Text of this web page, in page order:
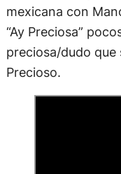
mexicana con
“Ay Preciosa”
preciosa/dudo que
Precioso.